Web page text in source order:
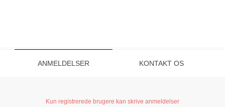
ANMELDELSER KONTAKT OS
Kun registrerede brugere kan skrive anmeldelser